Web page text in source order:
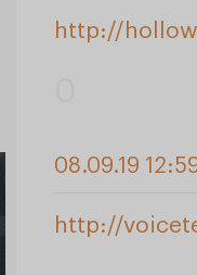
http://
08.09.19
http://